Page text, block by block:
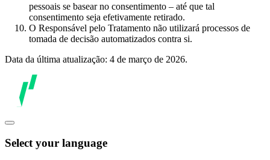
pessoais se basear no consentimento – até que tal
consentimento seja efetivamente retirado.
O Responsável pelo Tratamento não utilizará processos de
tomada de decisão automatizados contra si.
Data da última atualização: 4 de março de 2026.
Select your language